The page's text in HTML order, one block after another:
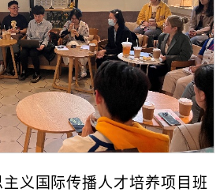
义国际传播人才培养项目班